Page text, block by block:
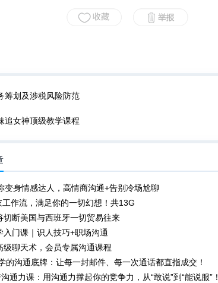
筹划及涉税风险防范
追女神顶级教学课程
变身情感达人，高情商沟通+告别冷场尬聊
工作流，满足你的一切幻想！共13G
切断美国与西班牙一切贸易往来
入门课｜识人技巧+职场沟通
级聊天术，会员专属沟通课程
的沟通底牌：让每一封邮件、每一次通话都直指成交！
通力课：用沟通力撑起你的竞争力，从“敢说”到“能说服”！